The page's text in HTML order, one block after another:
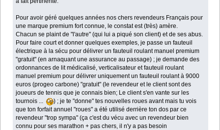
Pour avoir géré quelques années nos chers revendeurs Français pour
une marque premium fort connue, le constat est (très) amère.
Chacun se plaint de "l'autre" (qui lui a piqué son client) et de ses abus.
Pour faire court et donner quelques exemples, je passe un fauteuil
électrique à la sécu pour délivrer un fauteuil roulant manuel premium
"gratuit" (en arnaquant une assurance au passage) ; je demande des
ordonnances de lit médicalisé, verticalisateur et fauteuil roulant
manuel premium pour délivrer uniquement un fauteuil roulant à 9000
euros (progeo carbone) "gratuit" (le revendeur et le client sont des
joueurs de tennis que je connais bien; Le client s'en vante sur les
tournois ...
) ; je te "donne" tes nouvelles roues avant mais tu vois
que ton forfait annuel "roues" a été utilisé derrière ton dos par ce
revendeur "trop sympa" (ça c'est du vécu avec un revendeur bien
connu pour ses marathon + pas chers, il n'y a pas besoin